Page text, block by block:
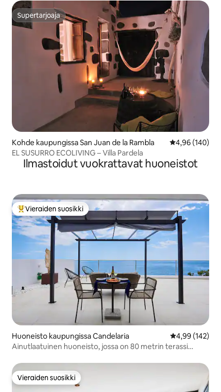
Supertarjoaja
Supertarjoaja
Kohde kaupungissa San Juan de la Rambla
4,96 (140)
EL SUSURRO ECOLIVING – Villa Pardela
Ilmastoidut vuokrattavat huoneistot
Vieraiden suosikkien parhaimmistoa
Vieraiden suosikki
Huoneisto kaupungissa Candelaria
4,99 (142)
Ainutlaatuinen huoneisto, jossa on 80 metrin terassi
Vieraiden suosikki
Vieraiden suosikki